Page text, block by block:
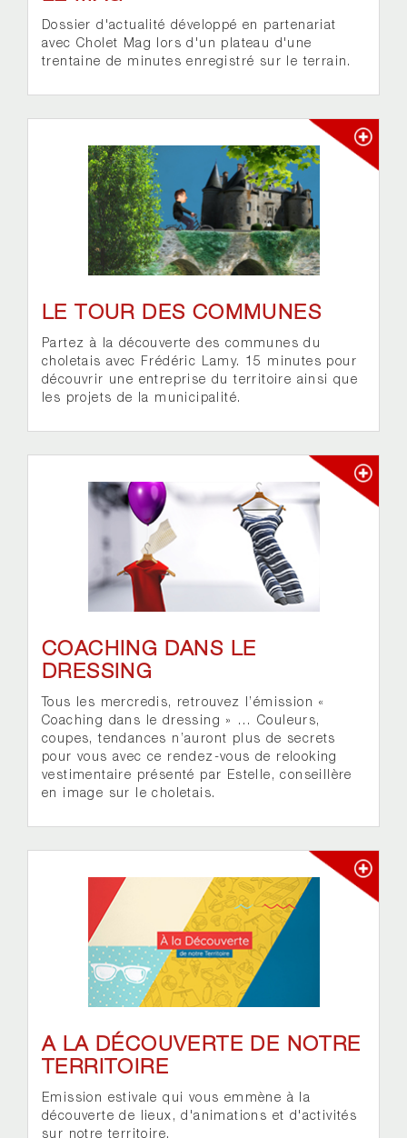
Dossier d'actualité développé en partenariat
avec Cholet Mag lors d'un plateau d'une
trentaine de minutes enregistré sur le terrain.
LE TOUR DES COMMUNES
Partez à la découverte des communes du
choletais avec Frédéric Lamy. 15 minutes pour
découvrir une entreprise du territoire ainsi que
les projets de la municipalité.
COACHING DANS LE
DRESSING
Tous les mercredis, retrouvez l’émission «
Coaching dans le dressing » … Couleurs,
coupes, tendances n’auront plus de secrets
pour vous avec ce rendez-vous de relooking
vestimentaire présenté par Estelle, conseillère
en image sur le choletais.
A LA DÉCOUVERTE DE NOTRE
TERRITOIRE
Emission estivale qui vous emmène à la
découverte de lieux, d'animations et d'activités